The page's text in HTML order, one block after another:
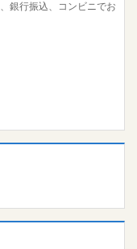
銀行振込、コンビニでお